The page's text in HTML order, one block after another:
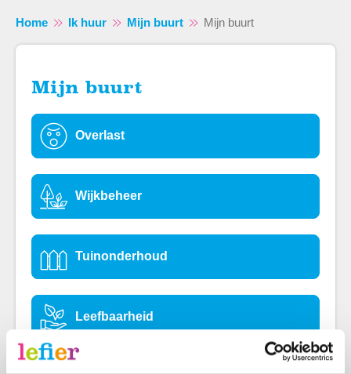
Naar hoofdinhoud
Naar hoofdnavigatiemenu
Naar zoeken
Home Ik huur Mijn buurt Mijn buurt
Mijn buurt
Overlast
Wijkbeheer
Tuinonderhoud
Leefbaarheid